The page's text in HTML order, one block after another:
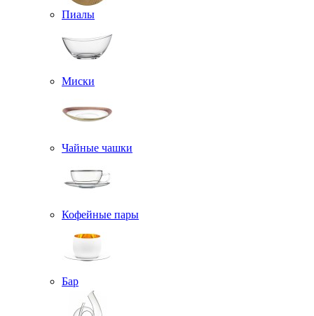
Пиалы
Миски
Чайные чашки
Кофейные пары
Бар